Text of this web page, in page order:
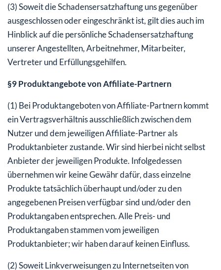
(3) Soweit die Schadensersatzhaftung uns gegenüber
ausgeschlossen oder eingeschränkt ist, gilt dies auch im
Hinblick auf die persönliche Schadensersatzhaftung
unserer Angestellten, Arbeitnehmer, Mitarbeiter,
Vertreter und Erfüllungsgehilfen.
§9 Produktangebote von Affiliate-Partnern
(1) Bei Produktangeboten von Affiliate-Partnern kommt
ein Vertragsverhältnis ausschließlich zwischen dem
Nutzer und dem jeweiligen Affiliate-Partner als
Produktanbieter zustande. Wir sind hierbei nicht selbst
Anbieter der jeweiligen Produkte. Infolgedessen
übernehmen wir keine Gewähr dafür, dass einzelne
Produkte tatsächlich überhaupt und/oder zu den
angegebenen Preisen verfügbar sind und/oder den
Produktangaben entsprechen. Alle Preis- und
Produktangaben stammen vom jeweiligen
Produktanbieter; wir haben darauf keinen Einfluss.
(2) Soweit Linkverweisungen zu Internetseiten von